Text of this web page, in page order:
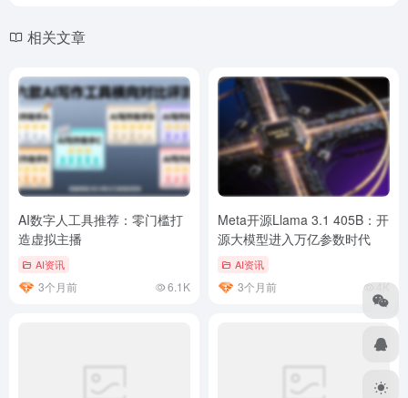
相关文章
AI数字人工具推荐：零门槛打
造虚拟主播
AI资讯
3个月前 6.1K
Meta开源Llama 3.1 405B：开
源大模型进入万亿参数时代
AI资讯
3个月前 4K